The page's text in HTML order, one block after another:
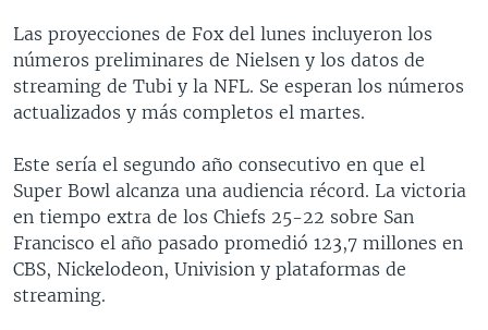
Las proyecciones de Fox del lunes incluyeron los
números preliminares de Nielsen y los datos de
streaming de Tubi y la NFL. Se esperan los números
actualizados y más completos el martes.
Este sería el segundo año consecutivo en que el
Super Bowl alcanza una audiencia récord. La victoria
en tiempo extra de los Chiefs 25-22 sobre San
Francisco el año pasado promedió 123,7 millones en
CBS, Nickelodeon, Univision y plataformas de
streaming.